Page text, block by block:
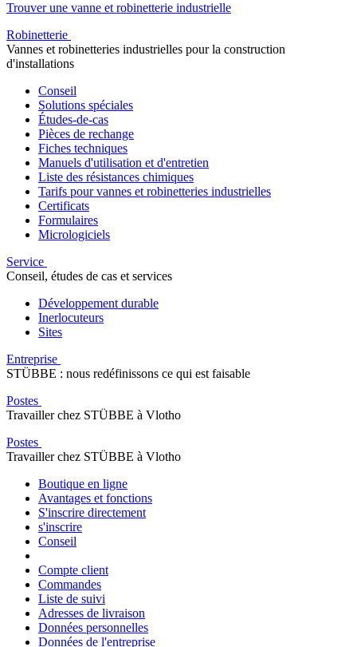
Trouver une vanne et robinetterie industrielle
Robinetterie
Vannes et robinetteries industrielles pour la construction
d'installations
Conseil
Solutions spéciales
Études-de-cas
Pièces de rechange
Fiches techniques
Manuels d'utilisation et d'entretien
Liste des résistances chimiques
Tarifs pour vannes et robinetteries industrielles
Certificats
Formulaires
Micrologiciels
Service
Conseil, études de cas et services
Développement durable
Inerlocuteurs
Sites
Entreprise
STÜBBE : nous redéfinissons ce qui est faisable
Postes
Travailler chez STÜBBE à Vlotho
Postes
Travailler chez STÜBBE à Vlotho
Boutique en ligne
Avantages et fonctions
S'inscrire directement
s'inscrire
Conseil
Compte client
Commandes
Liste de suivi
Adresses de livraison
Données personnelles
Données de l'entreprise